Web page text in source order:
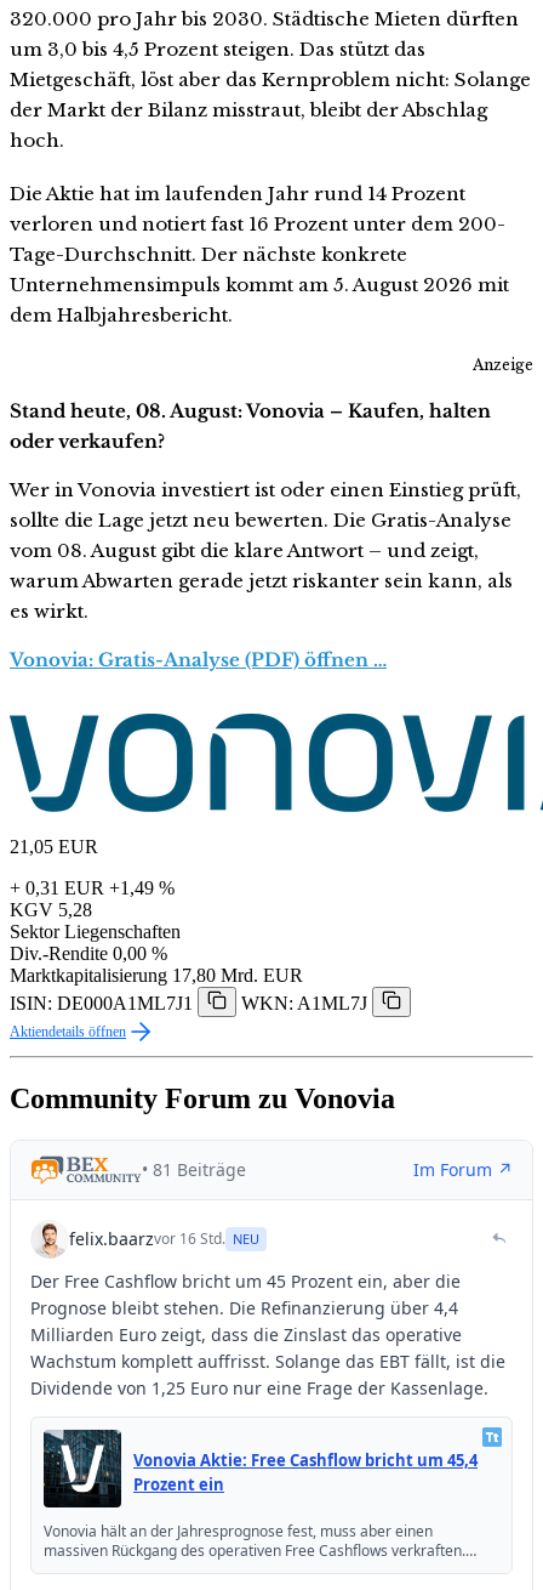
320.000 pro Jahr bis 2030. Städtische Mieten dürften
um 3,0 bis 4,5 Prozent steigen. Das stützt das
Mietgeschäft, löst aber das Kernproblem nicht: Solange
der Markt der Bilanz misstraut, bleibt der Abschlag
hoch.
Die Aktie hat im laufenden Jahr rund 14 Prozent
verloren und notiert fast 16 Prozent unter dem 200-
Tage-Durchschnitt. Der nächste konkrete
Unternehmensimpuls kommt am 5. August 2026 mit
dem Halbjahresbericht.
Anzeige
Stand heute, 08. August: Vonovia – Kaufen, halten
oder verkaufen?
Wer in Vonovia investiert ist oder einen Einstieg prüft,
sollte die Lage jetzt neu bewerten. Die Gratis-Analyse
vom 08. August gibt die klare Antwort – und zeigt,
warum Abwarten gerade jetzt riskanter sein kann, als
es wirkt.
Vonovia: Gratis-Analyse (PDF) öffnen …
21,05 EUR
+ 0,31 EUR +1,49 %
KGV 5,28
Sektor Liegenschaften
Div.-Rendite 0,00 %
Marktkapitalisierung 17,80 Mrd. EUR
ISIN: DE000A1ML7J1
WKN: A1ML7J
Aktiendetails öffnen
Community Forum zu Vonovia